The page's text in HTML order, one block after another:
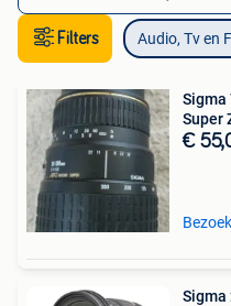
Filters Audio, Tv en
Sigma
Super
€
Sigma